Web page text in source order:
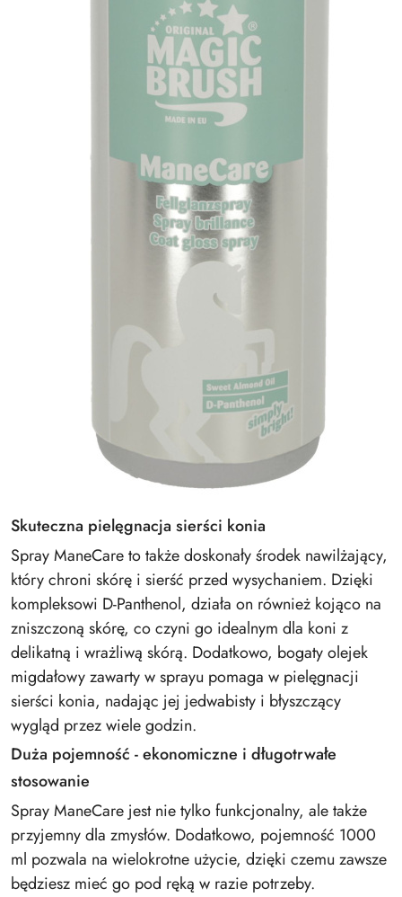
Skuteczna pielęgnacja sierści konia
Spray ManeCare to także doskonały środek nawilżający,
który chroni skórę i sierść przed wysychaniem. Dzięki
kompleksowi D-Panthenol, działa on również kojąco na
zniszczoną skórę, co czyni go idealnym dla koni z
delikatną i wrażliwą skórą. Dodatkowo, bogaty olejek
migdałowy zawarty w sprayu pomaga w pielęgnacji
sierści konia, nadając jej jedwabisty i błyszczący
wygląd przez wiele godzin.
Duża pojemność - ekonomiczne i długotrwałe
stosowanie
Spray ManeCare jest nie tylko funkcjonalny, ale także
przyjemny dla zmysłów. Dodatkowo, pojemność 1000
ml pozwala na wielokrotne użycie, dzięki czemu zawsze
będziesz mieć go pod ręką w razie potrzeby.